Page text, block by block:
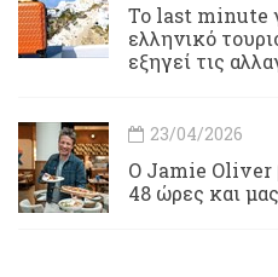
Το last minute
ελληνικό
εξηγεί τις
23/04/2026
Ο Jamie Oliver
48 ώρες και